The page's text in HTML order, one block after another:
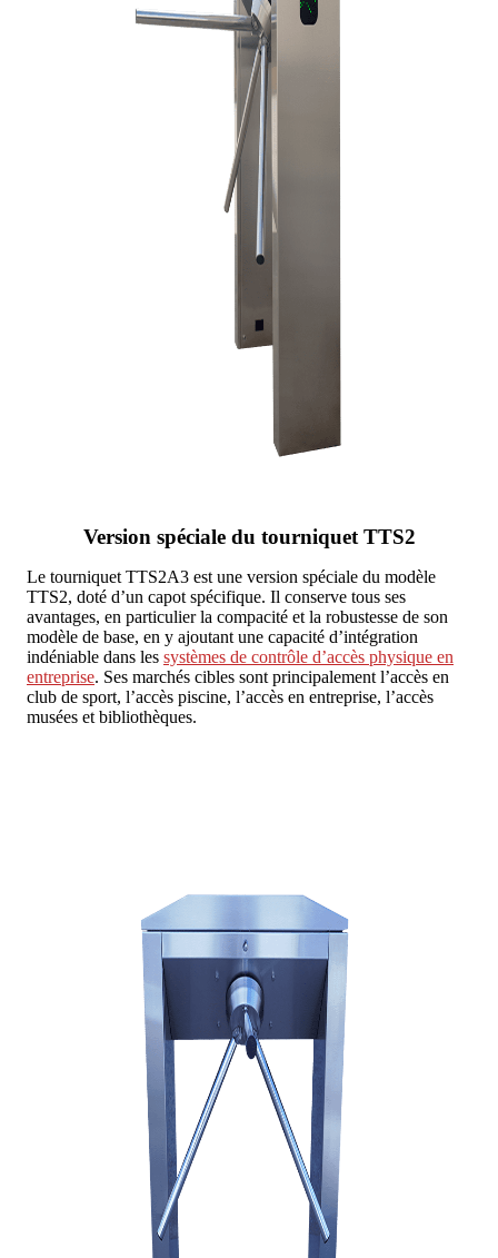
Version spéciale du tourniquet TTS2
Le tourniquet TTS2A3 est une version spéciale du modèle
TTS2, doté d’un capot spécifique. Il conserve tous ses
avantages, en particulier la compacité et la robustesse de son
modèle de base, en y ajoutant une capacité d’intégration
indéniable dans les systèmes de contrôle d’accès physique en
entreprise. Ses marchés cibles sont principalement l’accès en
club de sport, l’accès piscine, l’accès en entreprise, l’accès
musées et bibliothèques.